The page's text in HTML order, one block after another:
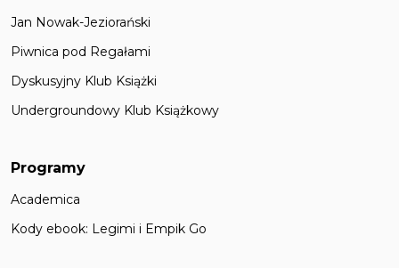
Jan Nowak-Jeziorański
Piwnica pod Regałami
Dyskusyjny Klub Książki
Undergroundowy Klub Książkowy
Programy
Academica
Kody ebook: Legimi i Empik Go